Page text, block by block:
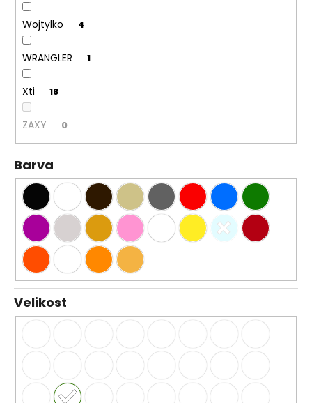
Wojtylko 4
WRANGLER 1
Xti 18
ZAXY 0
Barva
Velikost